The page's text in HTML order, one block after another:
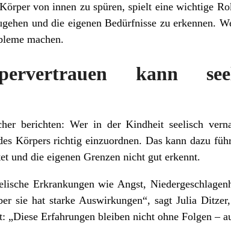
von innen zu spüren, spielt eine wichtige
und die eigenen Bedürfnisse zu erkennen.
machen.
kann
berichten: Wer in der Kindheit seelisch
Körpers richtig einzuordnen. Das kann dazu
und die eigenen Grenzen nicht gut erkennt.
Erkrankungen wie Angst,
sie hat starke Auswirkungen“, sagt Julia
Erfahrungen bleiben nicht ohne Folgen –